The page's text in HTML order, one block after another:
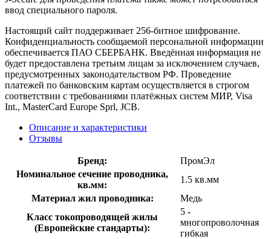
ввод специального пароля.
Настоящий сайт поддерживает 256-битное шифрование.
Конфиденциальность сообщаемой персональной информации
обеспечивается ПАО СБЕРБАНК. Введённая информация не
будет предоставлена третьим лицам за исключением случаев,
предусмотренных законодательством РФ. Проведение
платежей по банковским картам осуществляется в строгом
соответствии с требованиями платёжных систем МИР, Visa
Int., MasterCard Europe Sprl, JCB.
Описание и характеристики
Отзывы
Бренд:
ПромЭл
Номинальное сечение проводника,
кв.мм:
1.5 кв.мм
Материал жил проводника:
Медь
Класс токопроводящей жилы
(Европейские стандарты):
5 -
многопроволочная
гибкая